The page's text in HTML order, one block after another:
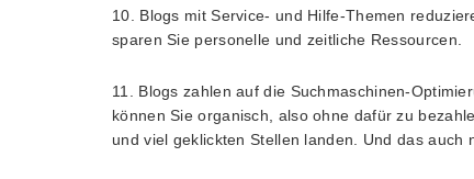
10. Blogs mit Service- und Hilfe-Themen
sparen Sie personelle und zeitliche Ressourcen.
11. Blogs zahlen auf die Suchmaschinen-
können Sie organisch, also ohne dafür zu
und viel geklickten Stellen landen. Und das auch